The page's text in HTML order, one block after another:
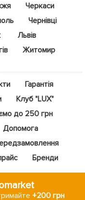
Черкаси
Чернівці
Львів
Житомир
Гарантія
Клуб "LUX"
до 250 грн
Допомога
Бренди
+200 грн